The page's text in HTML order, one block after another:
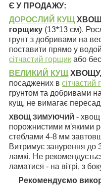
Є У ПРОДАЖУ:
ДОРОСЛИЙ КУЩ
горщику (13*13 см).
грунт з добривами на
поставити прямо у
сітчастий горщик або
ВЕЛИКИЙ КУЩХВОЩУ,
посаджених в сітчастий
грунтом та добривами
кущ, не вимагає
ХВОЩ ЗИМУЮЧИЙ - хвощ
порожнистими м'якими
стеблами 4-8 мм
Витримує занурення до
ламкі. Не
ламатися - на вітрі, з
Рекомендуємо